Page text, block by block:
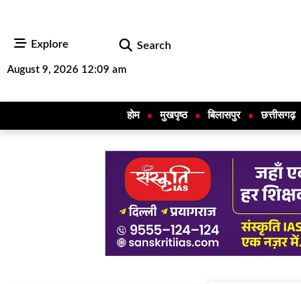
Explore Search
August 9, 2026 12:09 am
होम मुखपृष्ठ बिलासपुर छत्तीसगढ़